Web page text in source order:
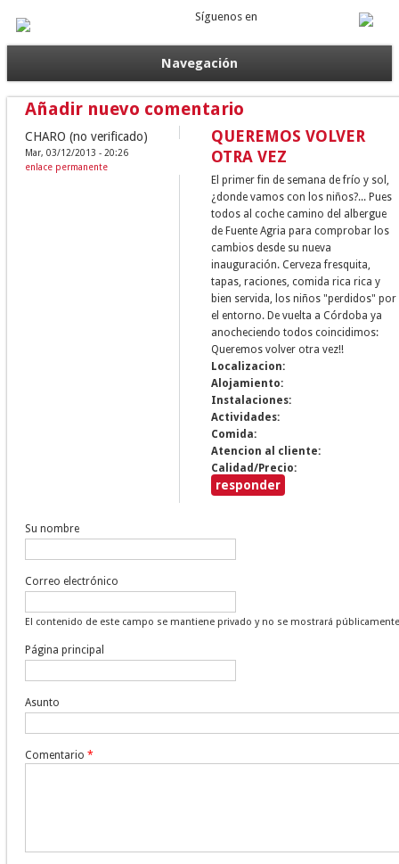
Síguenos en
Navegación
Añadir nuevo comentario
CHARO (no verificado)
Mar, 03/12/2013 - 20:26
enlace permanente
QUEREMOS VOLVER
OTRA VEZ
El primer fin de semana de frío y sol,
¿donde vamos con los niños?... Pues
todos al coche camino del albergue
de Fuente Agria para comprobar los
cambios desde su nueva
inauguración. Cerveza fresquita,
tapas, raciones, comida rica rica y
bien servida, los niños "perdidos" por
el entorno. De vuelta a Córdoba ya
anocheciendo todos coincidimos:
Queremos volver otra vez!!
Localizacion:
Alojamiento:
Instalaciones:
Actividades:
Comida:
Atencion al cliente:
Calidad/Precio:
responder
Su nombre
Correo electrónico
El contenido de este campo se mantiene privado y no se mostrará
Página principal
Asunto
Comentario *